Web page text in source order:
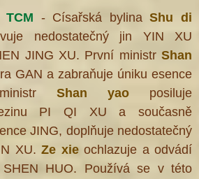
- Císařská bylina Shu di
nedostatečný jin YIN XU
JING XU. První ministr Shan
GAN a zabraňuje úniku esence
Shan yao
posiluje
PI QI XU a současně
JING, doplňuje nedostatečný
XU.Ze xie ochlazuje a odvádí
HUO. Používá se v této